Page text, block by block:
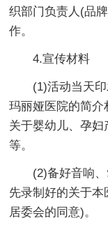
织部门负责人(品
作。
4.宣传材料
(1)活动当天印
玛丽娅医院的简介
关于婴幼儿、孕
等。
(2)备好音响、
先录制好的关于
居委会的同意)。